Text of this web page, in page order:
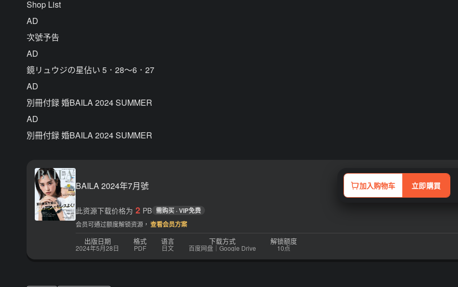
Shop List
AD
次號予告
AD
鏡リュウジの星佔い 5．28～6．27
AD
別冊付録 婚BAILA 2024 SUMMER
AD
別冊付録 婚BAILA 2024 SUMMER
BAILA 2024年7月號 加入购物车 立即購買
此资源下载价格为 2 PB 需购买 · VIP免费
会员可通过额度解锁资源， 查看会员方案
出版日期
2024年5月28日
格式
PDF
语言
日文
下载方式
百度网盘｜Google Drive
解锁额度
10点